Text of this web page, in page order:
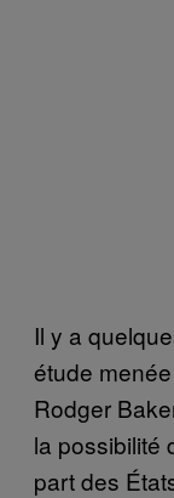
Il y a
étude
Rodger
la possibilité
part des